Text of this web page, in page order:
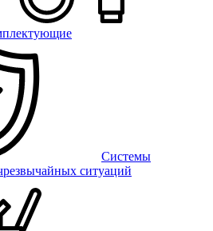
Системы
ситуаций